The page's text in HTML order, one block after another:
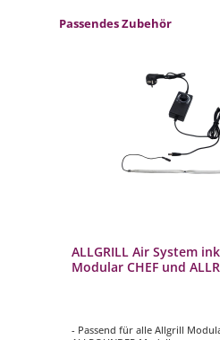
Produktgalerie überspringen
Passendes Zubehör
ALLGRILL Air System
Modular CHEF und
- Passend für alle Allgrill